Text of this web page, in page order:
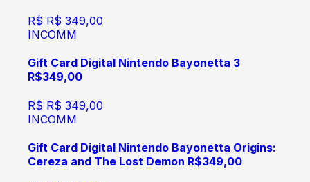
R$ R$ 349,00
INCOMM
Gift Card Digital Nintendo Bayonetta 3
R$349,00
R$ R$ 349,00
INCOMM
Gift Card Digital Nintendo Bayonetta Origins:
Cereza and The Lost Demon R$349,00